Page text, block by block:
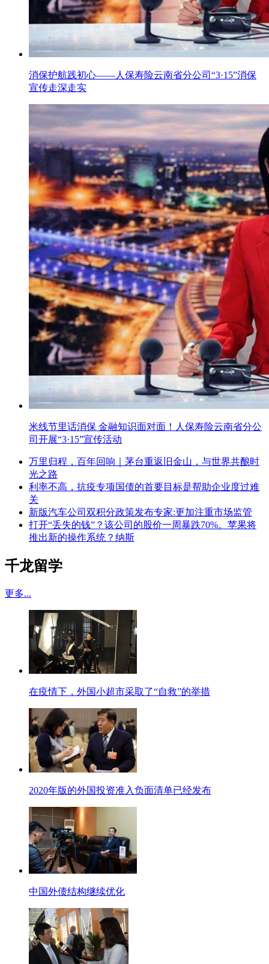
消保护航践初心——人保寿险云南省分公司“3·15”消保
宣传走深走实
米线节里话消保 金融知识面对面！人保寿险云南省分公
司开展“3·15”宣传活动
万里归程，百年回响｜茅台重返旧金山，与世界共酿时
光之路
利率不高，抗疫专项国债的首要目标是帮助企业度过难
关
新版汽车公司双积分政策发布专家:更加注重市场监管
打开“丢失的钱”？该公司的股价一周暴跌70%。苹果将
推出新的操作系统？纳斯
千龙留学
更多...
在疫情下，外国小超市采取了“自救”的举措
2020年版的外国投资准入负面清单已经发布
中国外债结构继续优化